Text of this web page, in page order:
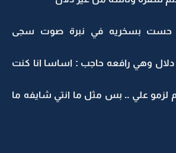
حست بسخريه في نبرة صوت سجى
دلال وهي رافعه حاجب : اساسا انا كنت
علي .. بس مثل ما انتي شايفه ما